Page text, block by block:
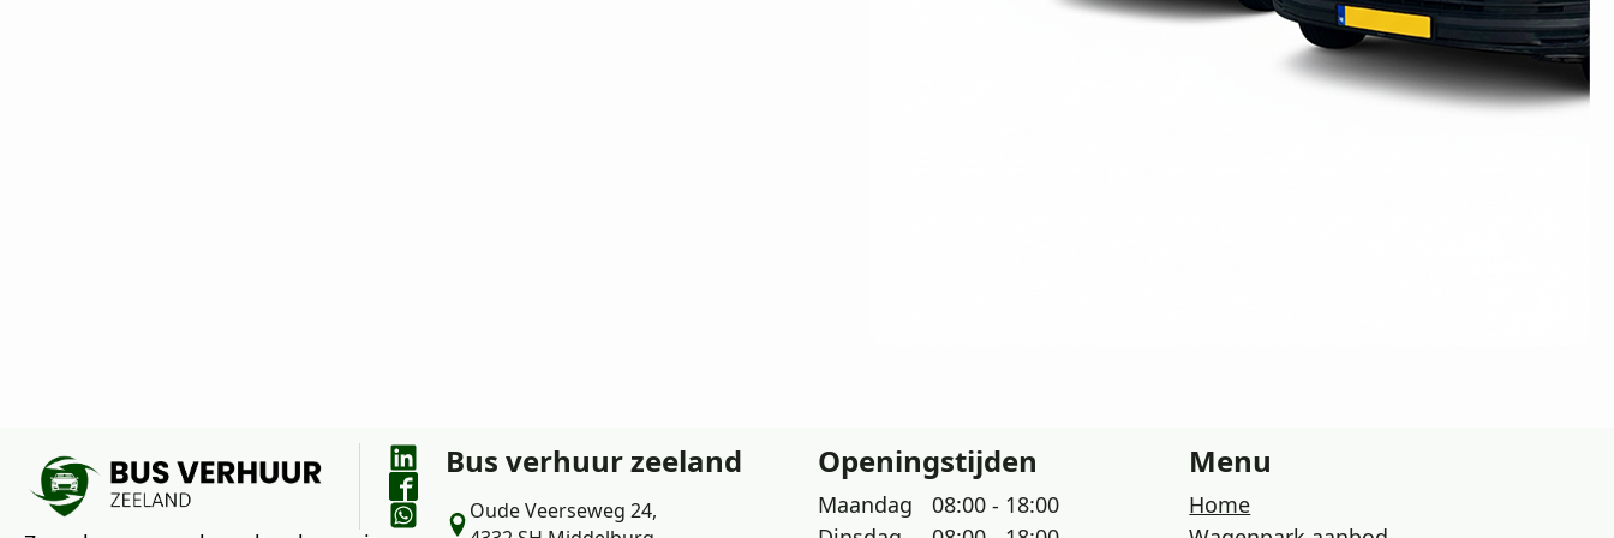
Bus verhuur zeeland
Oude Veerseweg 24,
Openingstijden
Maandag
08:00 - 18:00
Menu
Home